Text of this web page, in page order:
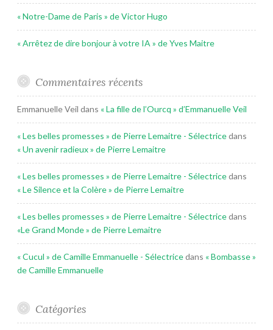
« Notre-Dame de Paris » de Victor Hugo
« Arrêtez de dire bonjour à votre IA » de Yves Maitre
Commentaires récents
Emmanuelle Veil dans « La fille de l’Ourcq » d’Emmanuelle Veil
« Les belles promesses » de Pierre Lemaitre - Sélectricedans
« Un avenir radieux » de Pierre Lemaitre
« Les belles promesses » de Pierre Lemaitre - Sélectricedans
« Le Silence et la Colère » de Pierre Lemaitre
« Les belles promesses » de Pierre Lemaitre - Sélectricedans
«Le Grand Monde » de Pierre Lemaitre
« Cucul » de Camille Emmanuelle - Sélectricedans « Bombasse »
de Camille Emmanuelle
Catégories